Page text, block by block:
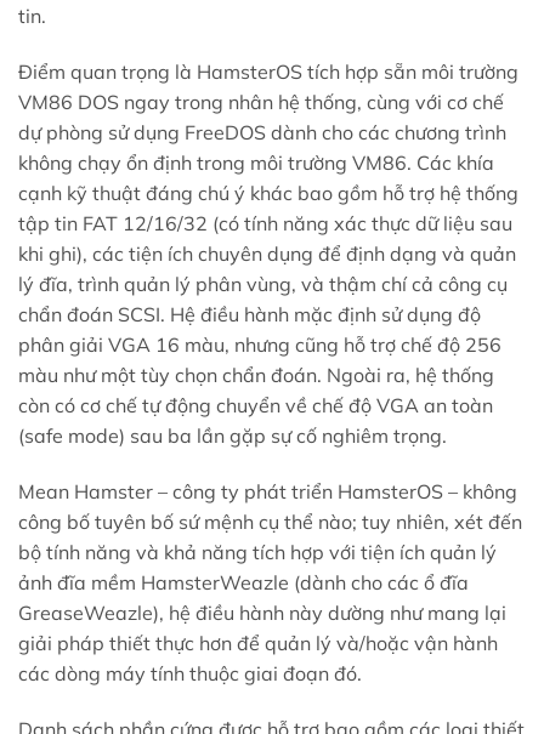
tin.
Điểm quan trọng là HamsterOS tích hợp sẵn môi trường
VM86 DOS ngay trong nhân hệ thống, cùng với cơ chế
dự phòng sử dụng FreeDOS dành cho các chương trình
không chạy ổn định trong môi trường VM86. Các khía
cạnh kỹ thuật đáng chú ý khác bao gồm hỗ trợ hệ thống
tập tin FAT 12/16/32 (có tính năng xác thực dữ liệu sau
khi ghi), các tiện ích chuyên dụng để định dạng và quản
lý đĩa, trình quản lý phân vùng, và thậm chí cả công cụ
chẩn đoán SCSI. Hệ điều hành mặc định sử dụng độ
phân giải VGA 16 màu, nhưng cũng hỗ trợ chế độ 256
màu như một tùy chọn chẩn đoán. Ngoài ra, hệ thống
còn có cơ chế tự động chuyển về chế độ VGA an toàn
(safe mode) sau ba lần gặp sự cố nghiêm trọng.
Mean Hamster – công ty phát triển HamsterOS – không
công bố tuyên bố sứ mệnh cụ thể nào; tuy nhiên, xét đến
bộ tính năng và khả năng tích hợp với tiện ích quản lý
ảnh đĩa mềm HamsterWeazle (dành cho các ổ đĩa
GreaseWeazle), hệ điều hành này dường như mang lại
giải pháp thiết thực hơn để quản lý và/hoặc vận hành
các dòng máy tính thuộc giai đoạn đó.
Danh sách phần cứng được hỗ trợ bao gồm các loại thiết